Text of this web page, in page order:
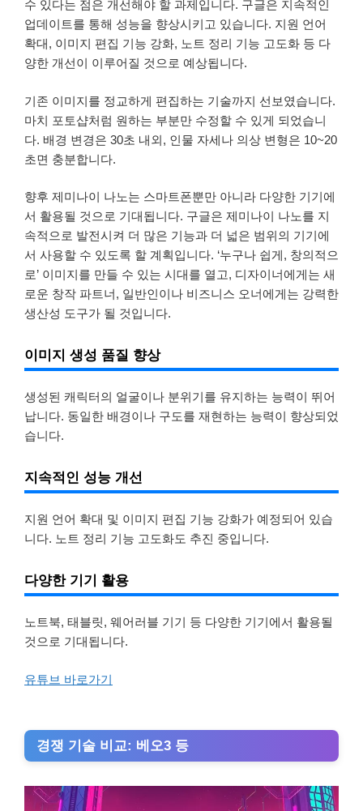
수 있다는 점은 개선해야 할 과제입니다. 구글은 지속적인
업데이트를 통해 성능을 향상시키고 있습니다. 지원 언어
확대, 이미지 편집 기능 강화, 노트 정리 기능 고도화 등 다
양한 개선이 이루어질 것으로 예상됩니다.
기존 이미지를 정교하게 편집하는 기술까지 선보였습니다.
마치 포토샵처럼 원하는 부분만 수정할 수 있게 되었습니
다. 배경 변경은 30초 내외, 인물 자세나 의상 변형은 10~20
초면 충분합니다.
향후 제미나이 나노는 스마트폰뿐만 아니라 다양한 기기에
서 활용될 것으로 기대됩니다. 구글은 제미나이 나노를 지
속적으로 발전시켜 더 많은 기능과 더 넓은 범위의 기기에
서 사용할 수 있도록 할 계획입니다. ‘누구나 쉽게, 창의적으
로’ 이미지를 만들 수 있는 시대를 열고, 디자이너에게는 새
로운 창작 파트너, 일반인이나 비즈니스 오너에게는 강력한
생산성 도구가 될 것입니다.
이미지 생성 품질 향상
생성된 캐릭터의 얼굴이나 분위기를 유지하는 능력이 뛰어
납니다. 동일한 배경이나 구도를 재현하는 능력이 향상되었
습니다.
지속적인 성능 개선
지원 언어 확대 및 이미지 편집 기능 강화가 예정되어 있습
니다. 노트 정리 기능 고도화도 추진 중입니다.
다양한 기기 활용
노트북, 태블릿, 웨어러블 기기 등 다양한 기기에서 활용될
것으로 기대됩니다.
유튜브 바로가기
경쟁 기술 비교: 베오3 등